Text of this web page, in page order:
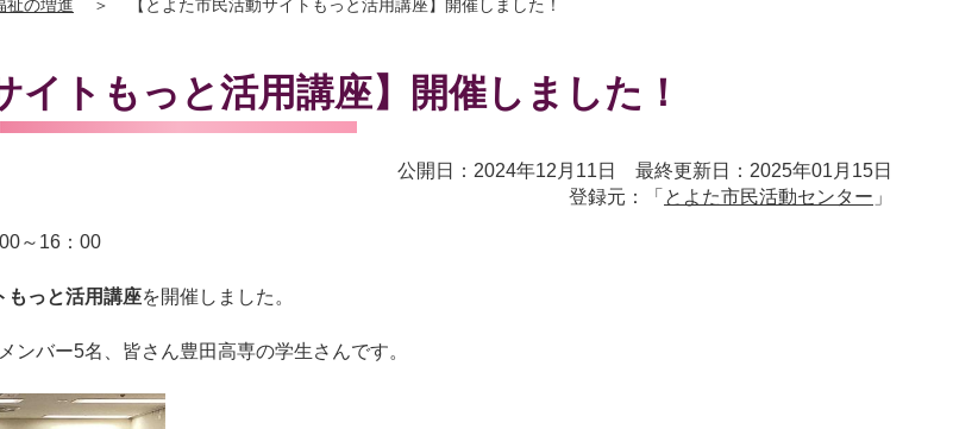
祉の増進 ＞ 【とよた市民活動サイトもっと活用講座】開催しました！
イトもっと活用講座】開催しました！
公開日：2024年12月11日 最終更新日：2025年01月15日
登録元：「 とよた市民活動センター 」
～16：00
もっと活用講座を開催しました。
ンバー5名、皆さん豊田高専の学生さんです。